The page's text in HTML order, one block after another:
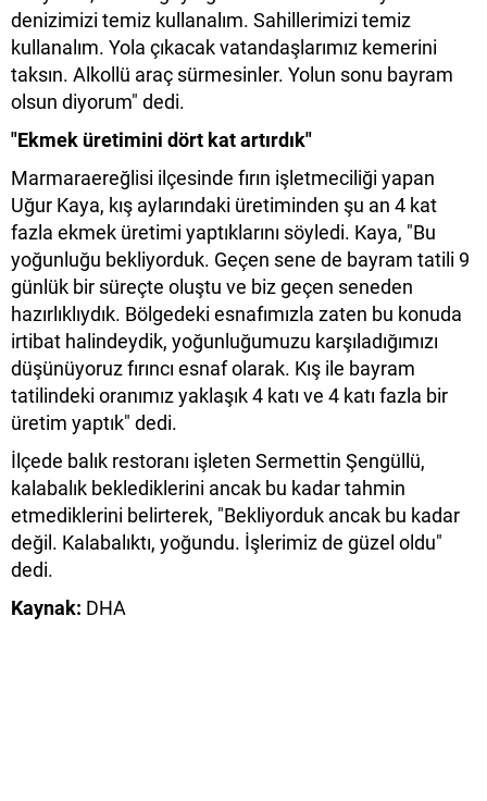
denizimizi temiz kullanalım. Sahillerimizi temiz
kullanalım. Yola çıkacak vatandaşlarımız kemerini
taksın. Alkollü araç sürmesinler. Yolun sonu bayram
olsun diyorum" dedi.
"Ekmek üretimini dört kat artırdık"
Marmaraereğlisi ilçesinde fırın işletmeciliği yapan
Uğur Kaya, kış aylarındaki üretiminden şu an 4 kat
fazla ekmek üretimi yaptıklarını söyledi. Kaya, "Bu
yoğunluğu bekliyorduk. Geçen sene de bayram tatili 9
günlük bir süreçte oluştu ve biz geçen seneden
hazırlıklıydık. Bölgedeki esnafımızla zaten bu konuda
irtibat halindeydik, yoğunluğumuzu karşıladığımızı
düşünüyoruz fırıncı esnaf olarak. Kış ile bayram
tatilindeki oranımız yaklaşık 4 katı ve 4 katı fazla bir
üretim yaptık" dedi.
İlçede balık restoranı işleten Sermettin Şengüllü,
kalabalık beklediklerini ancak bu kadar tahmin
etmediklerini belirterek, "Bekliyorduk ancak bu kadar
değil. Kalabalıktı, yoğundu. İşlerimiz de güzel oldu"
dedi.
Kaynak: DHA